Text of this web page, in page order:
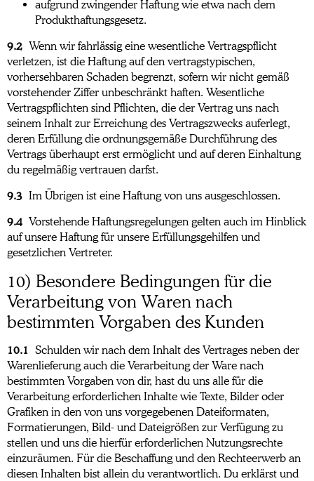
aufgrund zwingender Haftung wie etwa nach dem
Produkthaftungsgesetz.
9.2 Wenn wir fahrlässig eine wesentliche Vertragspflicht
verletzen, ist die Haftung auf den vertragstypischen,
vorhersehbaren Schaden begrenzt, sofern wir nicht gemäß
vorstehender Ziffer unbeschränkt haften. Wesentliche
Vertragspflichten sind Pflichten, die der Vertrag uns nach
seinem Inhalt zur Erreichung des Vertragszwecks auferlegt,
deren Erfüllung die ordnungsgemäße Durchführung des
Vertrags überhaupt erst ermöglicht und auf deren Einhaltung
du regelmäßig vertrauen darfst.
9.3 Im Übrigen ist eine Haftung von uns ausgeschlossen.
9.4 Vorstehende Haftungsregelungen gelten auch im Hinblick
auf unsere Haftung für unsere Erfüllungsgehilfen und
gesetzlichen Vertreter.
10) Besondere Bedingungen für die
Verarbeitung von Waren nach
bestimmten Vorgaben des Kunden
10.1 Schulden wir nach dem Inhalt des Vertrages neben der
Warenlieferung auch die Verarbeitung der Ware nach
bestimmten Vorgaben von dir, hast du uns alle für die
Verarbeitung erforderlichen Inhalte wie Texte, Bilder oder
Grafiken in den von uns vorgegebenen Dateiformaten,
Formatierungen, Bild- und Dateigrößen zur Verfügung zu
stellen und uns die hierfür erforderlichen Nutzungsrechte
einzuräumen. Für die Beschaffung und den Rechteerwerb an
diesen Inhalten bist allein du verantwortlich. Du erklärst und